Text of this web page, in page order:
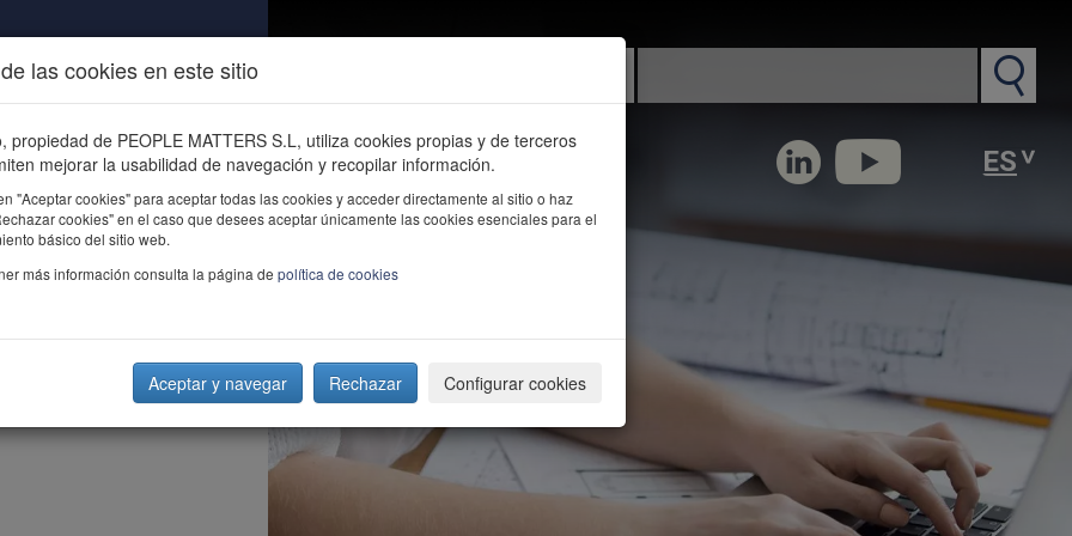
ÚNETE CONTACTO
las cookies en este sitio
propiedad de PEOPLE MATTERS S.L, utiliza cookies propias y de terceros
mejorar la usabilidad de navegación y recopilar información.
"Aceptar cookies" para aceptar todas las cookies y acceder directamente al sitio o haz
cookies" en el caso que desees aceptar únicamente las cookies esenciales para el
básico del sitio web.
más información consulta la página de política de cookies
Aceptar y navegar Rechazar Configurar cookies